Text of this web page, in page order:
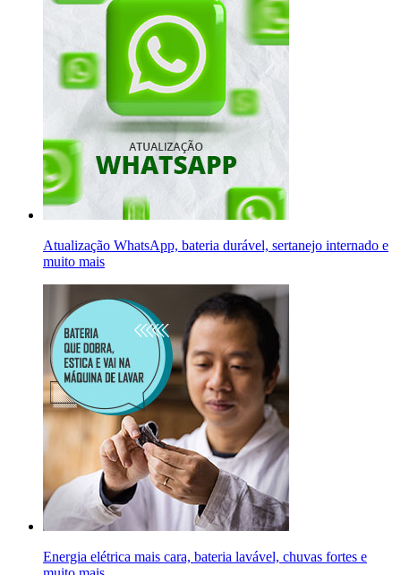
Atualização WhatsApp, bateria durável, sertanejo internado e
muito mais
Energia elétrica mais cara, bateria lavável, chuvas fortes e